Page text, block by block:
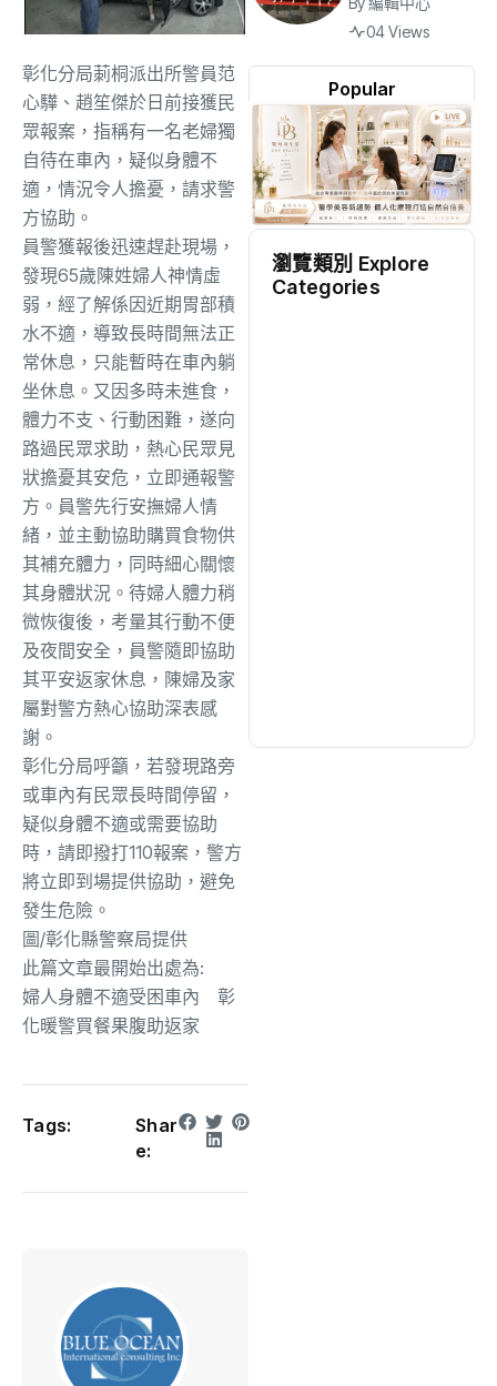
彰化分局莿桐派出所警員范
心驊、趙笙傑於日前接獲民
眾報案，指稱有一名老婦獨
自待在車內，疑似身體不
適，情況令人擔憂，請求警
方協助。
員警獲報後迅速趕赴現場，
發現65歲陳姓婦人神情虛
弱，經了解係因近期胃部積
水不適，導致長時間無法正
常休息，只能暫時在車內躺
坐休息。又因多時未進食，
體力不支、行動困難，遂向
路過民眾求助，熱心民眾見
狀擔憂其安危，立即通報警
方。員警先行安撫婦人情
緒，並主動協助購買食物供
其補充體力，同時細心關懷
其身體狀況。待婦人體力稍
微恢復後，考量其行動不便
及夜間安全，員警隨即協助
其平安返家休息，陳婦及家
屬對警方熱心協助深表感
謝。
彰化分局呼籲，若發現路旁
或車內有民眾長時間停留，
疑似身體不適或需要協助
時，請即撥打110報案，警方
將立即到場提供協助，避免
發生危險。
圖/彰化縣警察局提供
此篇文章最開始出處為:
婦人身體不適受困車內 彰
化暖警買餐果腹助返家
Tags:
Shar
e:
Popular
04 Views
瀏覽類別 Explore
Categories